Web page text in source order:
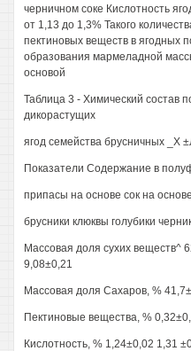
черничном соке Кислотность
от 1,13 до 1,3% Такого
пектиновых веществ в ягодных
образования мармеладной
основой
Таблица 3 - Химический состав
дикорастущих
ягод семейства брусничных _X
Показатели Содержание в
припасы на основе сок на основе
брусники клюквы голубики
Массовая доля сухих веществ^
9,08±0,21
Массовая доля Сахаров, %
Пектиновые вещества, %
Кислотность, % 1,24±0,02 1,31